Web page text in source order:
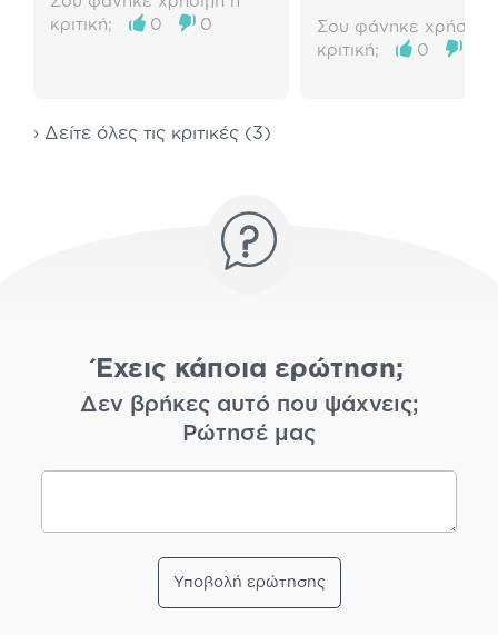
κριτική;
0 0
Σου φάνηκε χρήσιμη
κριτική;
0
› Δείτε όλες τις κριτικές (3)
Έχεις κάποια ερώτηση;
Δεν βρήκες αυτό που ψάχνεις;
Ρώτησέ μας
Υποβολή ερώτησης